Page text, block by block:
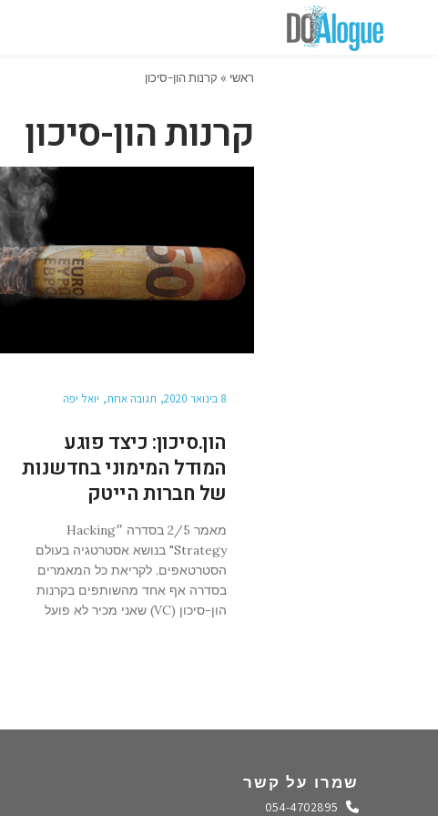
ראשי » קרנות הון-סיכון
קרנות הון-סיכון
8 בינואר 2020 תגובה אחת יואל יפה
הון.סיכון: כיצד פוגע
המודל המימוני בחדשנות
של חברות הייטק
מאמר 2/5 בסדרה ״Hacking
Strategy" בנושא אסטרטגיה בעולם
הסטרטאפים. לקריאת כל המאמרים
בסדרה אף אחד מהשותפים בקרנות
הון-סיכון (VC) שאני מכיר לא פועל
שמרו על קשר
התקשרו אלינו